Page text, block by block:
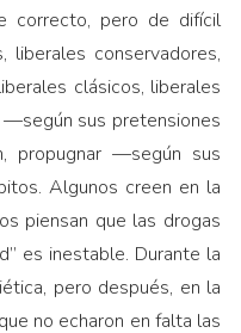
correcto, pero de difícil
conservadores,
clásicos, liberales
sus pretensiones
pro­pugnar —según sus
Algunos creen en la
piensan que las drogas
es inestable. Duran­te la
pero después, en la
no echaron en falta las